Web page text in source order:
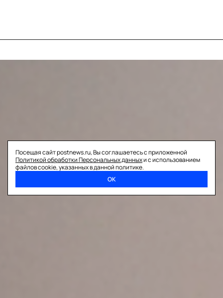
Посещая сайт postnews.ru, Вы соглашаетесь с приложенной
Политикой обработки Персональных данныхи с использованием
файлов cookie, указанных в данной политике.
ОК